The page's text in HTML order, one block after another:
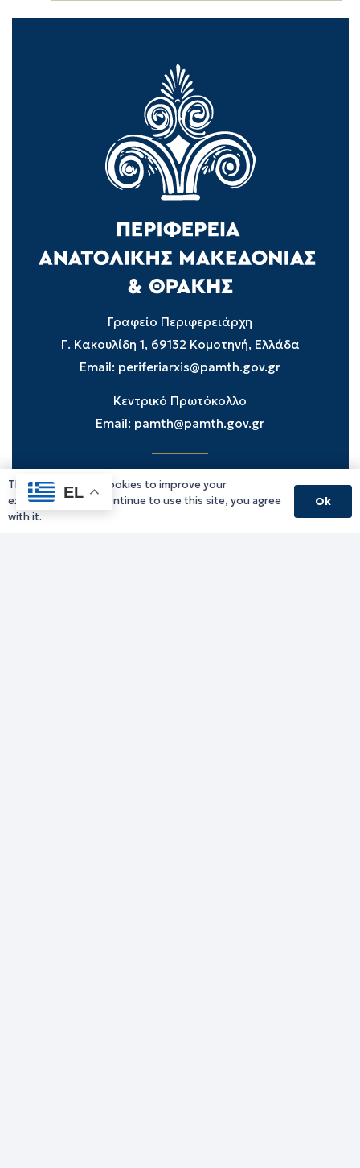
Γραφείο Περιφερειάρχη
Γ. Κακουλίδη 1, 69132 Κομοτηνή, Ελλάδα
Email: periferiarxis@pamth.gov.gr
Κεντρικό Πρωτόκολλο
Email: pamth@pamth.gov.gr
Υπηρεσίες Δράμας
Υπηρεσίες Καβάλας
EL
This website uses cookies to improve your
experience. If you continue to use this site, you agree
with it.
Ok